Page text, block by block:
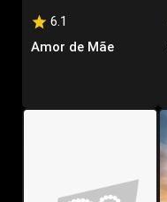
6.1
Amor de Mãe